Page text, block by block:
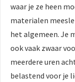
waar je ze heen
materialen
het algemeen. Je
ook vaak zwaar
meerdere uren
belastend voor je